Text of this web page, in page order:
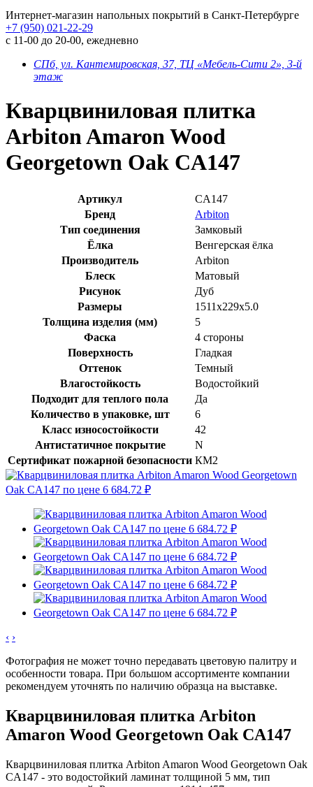
Интернет-магазин напольных покрытий в Санкт-Петербурге
+7 (950) 021-22-29
с 11-00 до 20-00, ежедневно
СПб, ул. Кантемировская, 37, ТЦ «Мебель-Сити 2», 3-й
этаж
Кварцвиниловая плитка
Arbiton Amaron Wood
Georgetown Oak CA147
Артикул
CA147
Бренд
Arbiton
Тип соединения
Замковый
Ёлка
Венгерская ёлка
Производитель
Arbiton
Блеск
Матовый
Рисунок
Дуб
Размеры
1511x229x5.0
Толщина изделия (мм)
5
Фаска
4 стороны
Поверхность
Гладкая
Оттенок
Темный
Влагостойкость
Водостойкий
Подходит для теплого пола
Да
Количество в упаковке, шт
6
Класс износостойкости
42
Антистатичное покрытие
N
Сертификат пожарной безопасности КМ2
‹ ›
Фотография не может точно передавать цветовую палитру и
особенности товара. При большом ассортименте компании
рекомендуем уточнять по наличию образца на выставке.
Кварцвиниловая плитка Arbiton
Amaron Wood Georgetown Oak CA147
Кварцвиниловая плитка Arbiton Amaron Wood Georgetown Oak
CA147 - это водостойкий ламинат толщиной 5 мм, тип